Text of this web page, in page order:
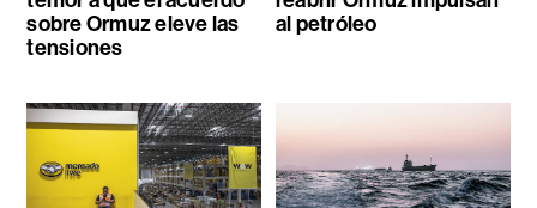
sobre Ormuz eleve las
tensiones
al petróleo